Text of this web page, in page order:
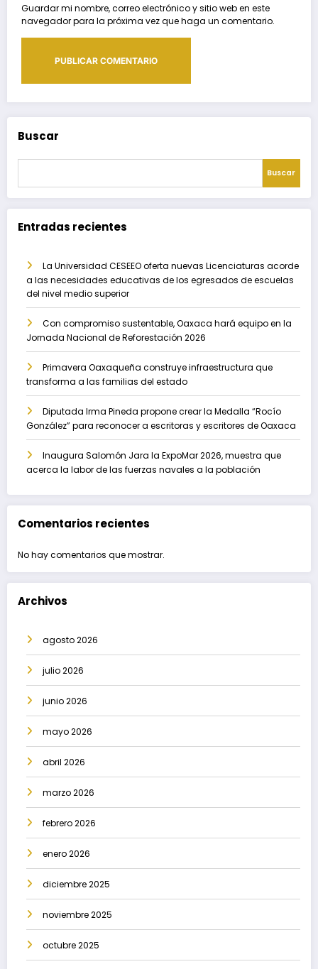
Guardar mi nombre, correo electrónico y sitio web en este
navegador para la próxima vez que haga un comentario.
Buscar
Buscar
Entradas recientes
La Universidad CESEEO oferta nuevas Licenciaturas acorde
a las necesidades educativas de los egresados de escuelas
del nivel medio superior
Con compromiso sustentable, Oaxaca hará equipo en la
Jornada Nacional de Reforestación 2026
Primavera Oaxaqueña construye infraestructura que
transforma a las familias del estado
Diputada Irma Pineda propone crear la Medalla “Rocío
González” para reconocer a escritoras y escritores de Oaxaca
Inaugura Salomón Jara la ExpoMar 2026, muestra que
acerca la labor de las fuerzas navales a la población
Comentarios recientes
No hay comentarios que mostrar.
Archivos
agosto 2026
julio 2026
junio 2026
mayo 2026
abril 2026
marzo 2026
febrero 2026
enero 2026
diciembre 2025
noviembre 2025
octubre 2025